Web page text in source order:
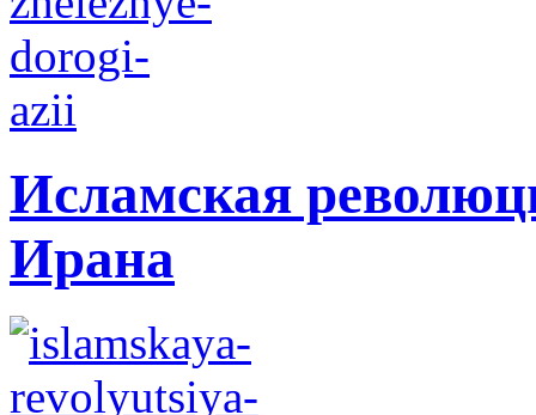
Исламская
Ирана